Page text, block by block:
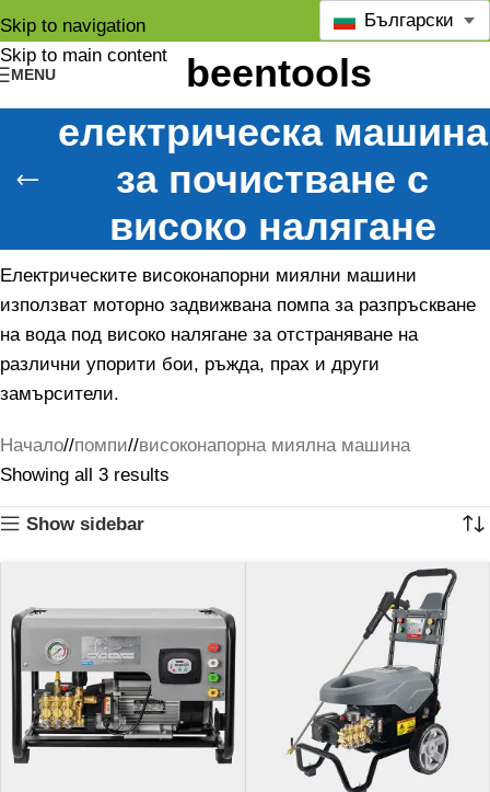
Skip to navigation
Skip to main content
MENU
Български
електрическа машина
за почистване с
високо налягане
Електрическите високонапорни миялни машини
използват моторно задвижвана помпа за разпръскване
на вода под високо налягане за отстраняване на
различни упорити бои, ръжда, прах и други
замърсители.
Начало/ помпи/ високонапорна миялна машина
Showing all 3 results
Show sidebar